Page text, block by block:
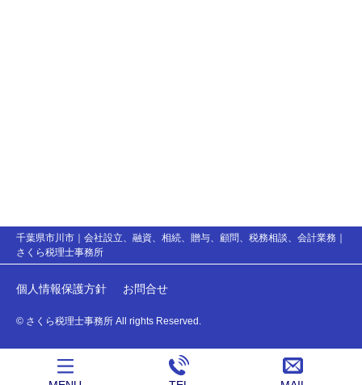
千葉県市川市｜会社設立、融資、相続、贈与、顧問、税務相談、会計業務｜
さくら税理士事務所
個人情報保護方針 お問合せ
© さくら税理士事務所 All rights Reserved.